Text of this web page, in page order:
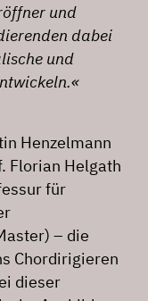
und
dabei
und
Henzelmann
Florian Helgath
für
– die
Chordirigieren
dieser